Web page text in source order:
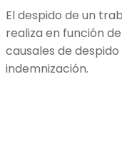
El despido de un
realiza en función
causales de
indemnización.